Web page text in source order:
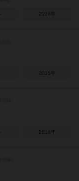
2018年
2015年
2014年